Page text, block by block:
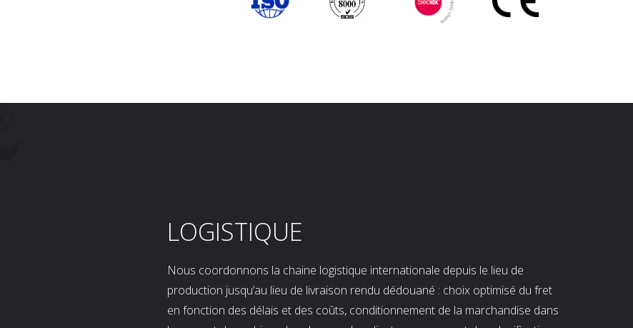
LOGISTIQUE
Nous coordonnons la chaine logistique internationale depuis le lieu de
production jusqu’au lieu de livraison rendu dédouané : choix optimisé du fret
en fonction des délais et des coûts, conditionnement de la marchandise dans